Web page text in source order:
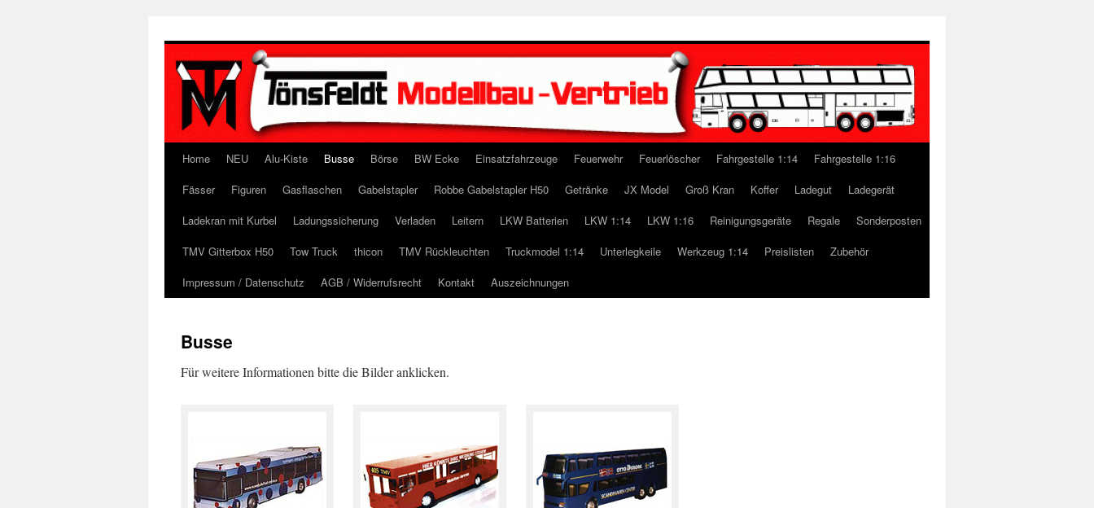
Home NEU Alu-Kiste Busse Börse BW Ecke Einsatzfahrzeuge Feuerwehr Feuerlöscher Fahrgestelle 1:14
Fahrgestelle 1:16
Fässer
Figuren Gasflaschen Gabelstapler Robbe Gabelstapler H50 Getränke JX Model Groß Kran Koffer Ladegut
Ladegerät
Ladekran mit Kurbel
Ladungssicherung Verladen Leitern LKW Batterien LKW 1:14 LKW 1:16 Reinigungsgeräte Regale
Sonderposten
TMV Gitterbox H50
Tow Truck thicon TMV Rückleuchten Truckmodel 1:14 Unterlegkeile Werkzeug 1:14 Preislisten
Zubehör
Impressum / Datenschutz
AGB / Widerrufsrecht Kontakt Auszeichnungen
Busse
Für weitere Informationen bitte die Bilder anklicken.